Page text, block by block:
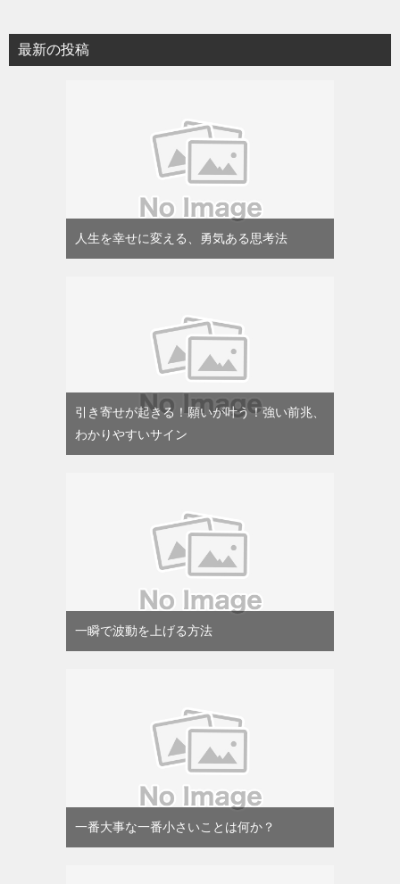
最新の投稿
人生を幸せに変える、勇気ある思考法
引き寄せが起きる！願いが叶う！強い前兆、
わかりやすいサイン
一瞬で波動を上げる方法
一番大事な一番小さいことは何か？